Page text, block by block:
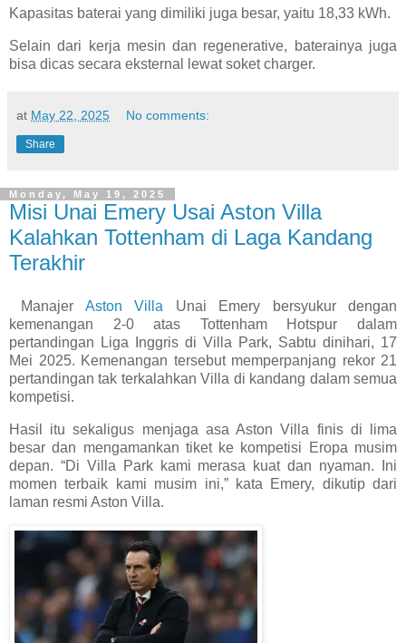
Kapasitas baterai yang dimiliki juga besar, yaitu 18,33 kWh.
Selain dari kerja mesin dan regenerative, baterainya juga
bisa dicas secara eksternal lewat soket charger.
at May 22, 2025 No comments:
Share
Monday, May 19, 2025
Misi Unai Emery Usai Aston Villa
Kalahkan Tottenham di Laga Kandang
Terakhir
Manajer Aston Villa Unai Emery bersyukur dengan
kemenangan 2-0 atas Tottenham Hotspur dalam
pertandingan Liga Inggris di Villa Park, Sabtu dinihari, 17
Mei 2025. Kemenangan tersebut memperpanjang rekor 21
pertandingan tak terkalahkan Villa di kandang dalam semua
kompetisi.
Hasil itu sekaligus menjaga asa Aston Villa finis di lima
besar dan mengamankan tiket ke kompetisi Eropa musim
depan. “Di Villa Park kami merasa kuat dan nyaman. Ini
momen terbaik kami musim ini,” kata Emery, dikutip dari
laman resmi Aston Villa.